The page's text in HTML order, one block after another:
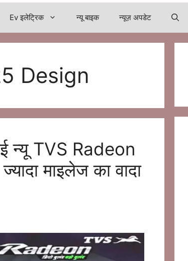
Ev इलेट्रिक न्यू बाइक न्यूज़ अपडेट
Design
न्यू TVS Radeon
माइलेज का वादा